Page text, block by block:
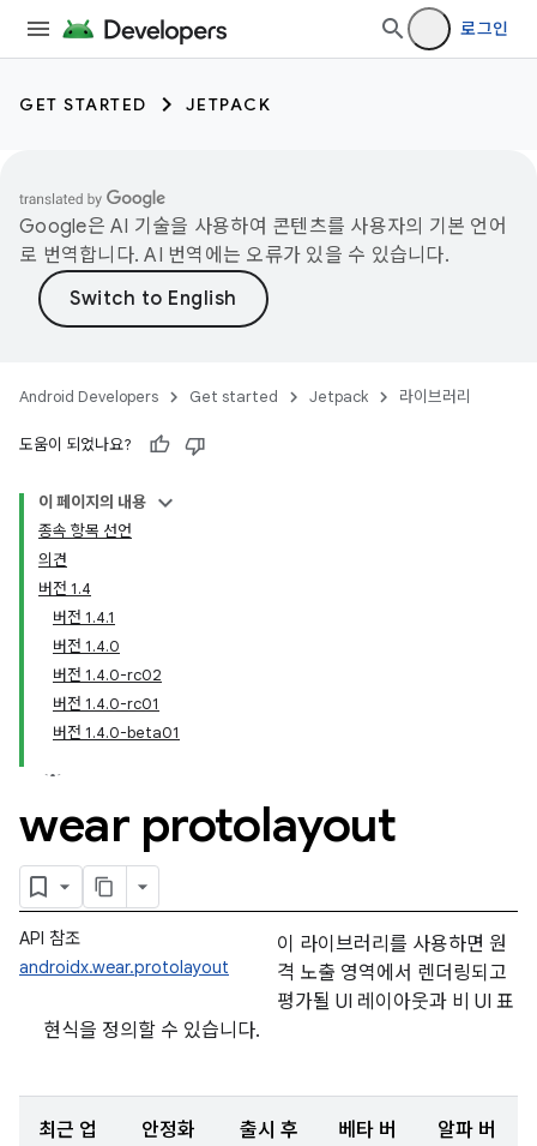
로그인
GET STARTED JETPACK
Google은 AI 기술을 사용하여 콘텐츠를 사용자의 기본 언어
로 번역합니다. AI 번역에는 오류가 있을 수 있습니다.
Android Developers Get started Jetpack 라이브러리
도움이 되었나요?
이 페이지의 내용
종속 항목 선언
의견
버전 1.4
버전 1.4.1
버전 1.4.0
버전 1.4.0-rc02
버전 1.4.0-rc01
버전 1.4.0-beta01
wear protolayout
API 참조
androidx.wear.protolayout
이 라이브러리를 사용하면 원
격 노출 영역에서 렌더링되고
평가될 UI 레이아웃과 비 UI 표
현식을 정의할 수 있습니다.
최근 업
안정화
출시 후
베타 버
알파 버